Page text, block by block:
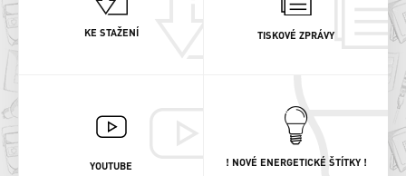
KE STAŽENÍ TISKOVÉ ZPRÁVY
YOUTUBE ! NOVÉ ENERGETICKÉ ŠTÍTKY !